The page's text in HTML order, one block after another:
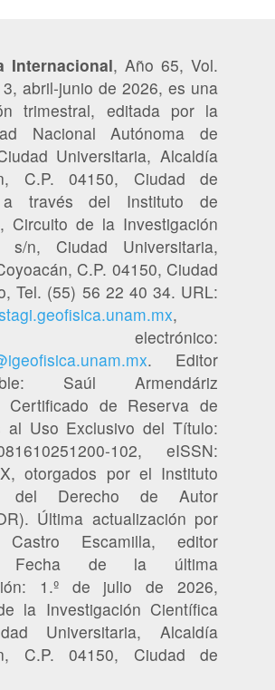
Internacional, Año 65, Vol.
abril-junio de 2026, es una
trimestral, editada por la
Nacional Autónoma de
Universitaria, Alcaldía
C.P. 04150, Ciudad de
a través del Instituto de
Circuito de la Investigación
s/n, Ciudad Universitaria,
C.P. 04150, Ciudad
Tel. (55) 56 22 40 34. URL:
,
electrónico:
. Editor
Saúl Armendáriz
Certificado de Reserva de
al Uso Exclusivo del Título:
102, eISSN:
otorgados por el Instituto
del Derecho de Autor
Última actualización por
Castro Escamilla, editor
Fecha de la última
1.º de julio de 2026,
la Investigación Científica
Universitaria, Alcaldía
C.P. 04150, Ciudad de